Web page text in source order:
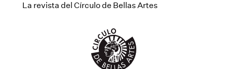
La revista del Círculo de Bellas Artes